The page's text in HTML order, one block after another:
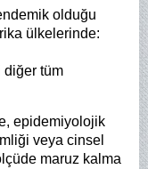
olduğu
ülkelerinde:
diğer tüm
epidemiyolojik
veya cinsel
maruz kalma